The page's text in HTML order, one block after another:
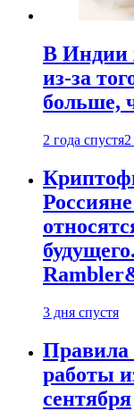
В Индии
из-за
больше,
2 года спустя
3 дня спустя
Правила
работы
сентября